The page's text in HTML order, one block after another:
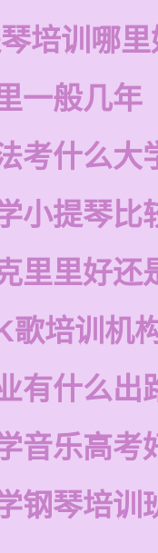
培训哪
一般几年
考什么大
小提琴比
里里好还
歌培训机
有什么出
音乐高考
钢琴培训